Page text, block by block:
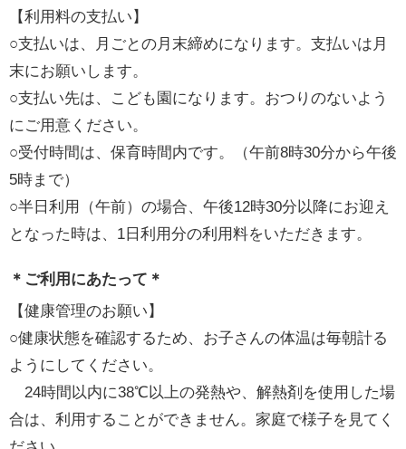
【利用料の支払い】
○支払いは、月ごとの月末締めになります。支払いは月
末にお願いします。
○支払い先は、こども園になります。おつりのないよう
にご用意ください。
○受付時間は、保育時間内です。（午前8時30分から午後
5時まで）
○半日利用（午前）の場合、午後12時30分以降にお迎え
となった時は、1日利用分の利用料をいただきます。
＊ご利用にあたって＊
【健康管理のお願い】
○健康状態を確認するため、お子さんの体温は毎朝計る
ようにしてください。
24時間以内に38℃以上の発熱や、解熱剤を使用した場
合は、利用することができません。家庭で様子を見てく